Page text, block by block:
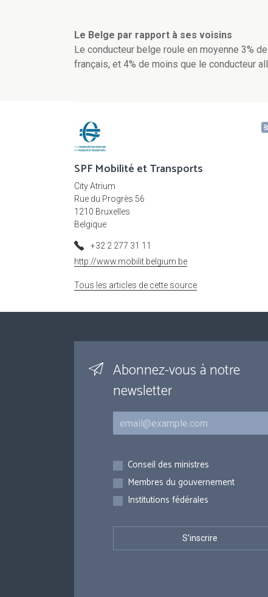
Le Belge par rapport à ses voisins
Le conducteur belge roule en moyenne 3%
français, et 4% de moins que le conducteur
SPF Mobilité et Transports
City Atrium
Rue du Progrès 56
1210 Bruxelles
Belgique
+32 2 277 31 11
http://www.mobilit.belgium.be
Tous les articles de cette source
Abonnez-vous à notre
newsletter
Courriel
Inscriptions
Conseil des ministres
Membres du gouvernement
Institutions fédérales